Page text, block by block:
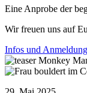
Eine Anprobe der
Wir freuen uns auf
Infos und Anmeldung